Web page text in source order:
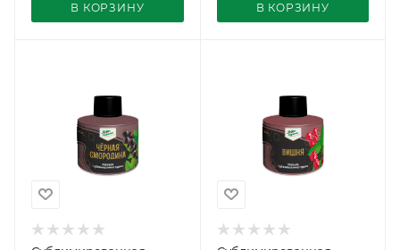
В КОРЗИНУ В КОРЗИНУ